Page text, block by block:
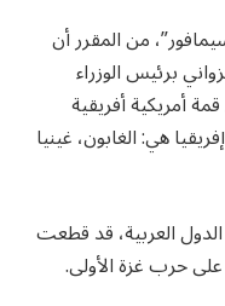
من المقرر أن
برئيس الوزراء
أمريكية أفريقية
هي: الغابون، غينيا
العربية، قد قطعت